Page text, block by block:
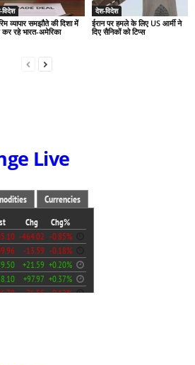
व्यापार समझौते की दिशा में
कर रहे भारत-अमेरिका
देश-विदेश
ईरान पर हमले के लिए US आर्मी ने
दिए सैनिकों को टिप्स
Live